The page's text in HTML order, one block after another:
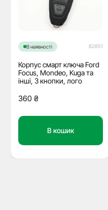
В наявності 82851
Корпус смарт ключа Ford
Focus, Mondeo, Kuga та
інші, 3 кнопки, лого
360 ₴
В кошик